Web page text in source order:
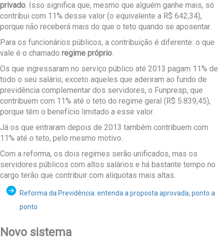
privado. Isso significa que, mesmo que alguém ganhe mais, só
contribui com 11% desse valor (o equivalente a R$ 642,34),
porque não receberá mais do que o teto quando se aposentar.
Para os funcionários públicos, a contribuição é diferente: o que
vale é o chamado regime próprio.
Os que ingressaram no serviço público até 2013 pagam 11% de
todo o seu salário; exceto aqueles que aderiram ao fundo de
previdência complementar dos servidores, o Funpresp, que
contribuem com 11% até o teto do regime geral (R$ 5.839,45),
porque têm o benefício limitado a esse valor.
Já os que entraram depois de 2013 também contribuem com
11% até o teto, pelo mesmo motivo.
Com a reforma, os dois regimes serão unificados, mas os
servidores públicos com altos salários e há bastante tempo no
cargo terão que contribuir com alíquotas mais altas.
Reforma da Previdência: entenda a proposta aprovada, ponto a
ponto
Novo sistema